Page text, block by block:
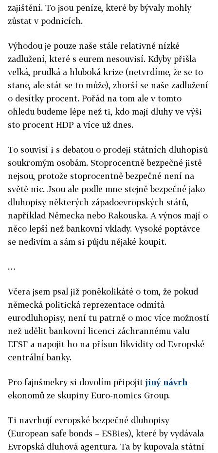
zajištění. To jsou peníze, které by bývaly mohly
zůstat v podnicích.
Výhodou je pouze naše stále relativně nízké
zadlužení, které s eurem nesouvisí. Kdyby přišla
velká, prudká a hluboká krize (netvrdíme, že se to
stane, ale stát se to může), zhorší se naše zadlužení
o desítky procent. Pořád na tom ale v tomto
ohledu budeme lépe než ti, kdo mají dluhy ve výši
sto procent HDP a více už dnes.
To souvisí i s debatou o prodeji státních dluhopisů
soukromým osobám. Stoprocentně bezpečné jistě
nejsou, protože stoprocentně bezpečné není na
světě nic. Jsou ale podle mne stejně bezpečné jako
dluhopisy některých západoevropských států,
například Německa nebo Rakouska. A výnos mají o
něco lepší než bankovní vklady. Vysoké poptávce
se nedivím a sám si půjdu nějaké koupit.
…
Včera jsem psal již poněkolikáté o tom, že pokud
německá politická reprezentace odmítá
eurodluhopisy, není tu patrně o moc více možností
než udělit bankovní licenci záchrannému valu
EFSF a napojit ho na přísun likvidity od Evropské
centrální banky.
Pro fajnšmekry si dovolím připojitjiný návrh
ekonomů ze skupiny Euro-nomics Group.
Ti navrhují evropské bezpečné dluhopisy
(European safe bonds – ESBies), které by vydávala
Evropská dluhová agentura. Ta by kupovala státní